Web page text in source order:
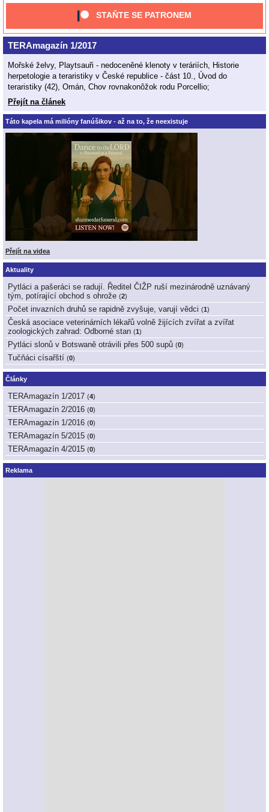
STAŇTE SE PATRONEM
TERAmagazín 1/2017
Mořské želvy, Playtsauři - nedoceněné klenoty v teráriích, Historie
herpetologie a teraristiky v České republice - část 10., Úvod do
teraristiky (42), Omán, Chov rovnakonôžok rodu Porcellio;
Přejít na článek
Táto kapela má milióny fanúšikov - až na to, že neexistuje
Přejít na videa
Aktuality
Pytláci a pašeráci se radují. Ředitel ČIŽP ruší mezinárodně uznávaný
tým, potírající obchod s ohrože (2)
Počet invazních druhů se rapidně zvyšuje, varují vědci (1 )
Česká asociace veterinárních lékařů volně žijících zvířat a zvířat
zoologických zahrad: Odborné stan (1 )
Pytláci slonů v Botswaně otrávili přes 500 supů (0)
Tučňáci císařští (0)
Články
TERAmagazín 1/2017 (4)
TERAmagazín 2/2016 (0)
TERAmagazín 1/2016 (0)
TERAmagazín 5/2015 (0)
TERAmagazín 4/2015 (0)
Reklama